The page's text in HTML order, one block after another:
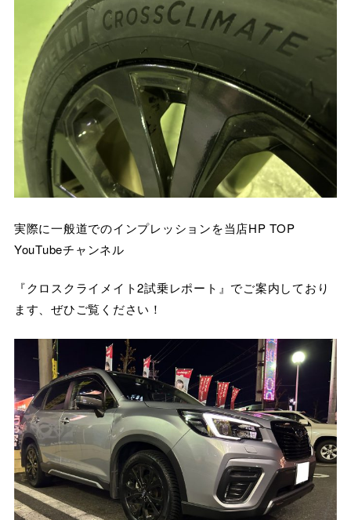
実際に一般道でのインプレッションを当店HP TOP
YouTubeチャンネル
『クロスクライメイト2試乗レポート』でご案内しており
ます、ぜひご覧ください！